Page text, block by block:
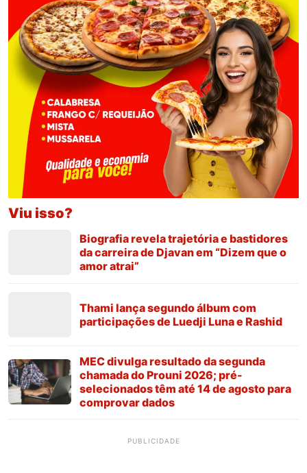
Viu isso?
Biografia revela trajetória e bastidores
da carreira de Djavan em “Dizem que o
amor atrai”
Thami lança segundo álbum com
participações de Luedji Luna e Rashid
MEC divulga resultado da segunda
chamada do Prouni 2026; pré-
selecionados têm até 14 de agosto para
comprovar dados
PUBLICIDADE